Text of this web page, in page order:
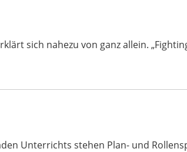
sich nahezu von ganz allein.
Unterrichts stehen Plan- und